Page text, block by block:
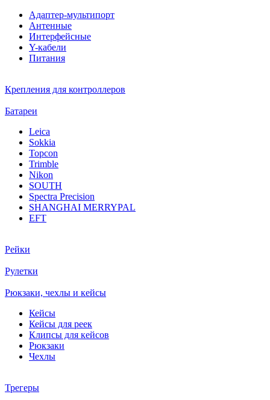
Адаптер-мультипорт
Антенные
Интерфейсные
Y-кабели
Питания
Крепления для контроллеров
Батареи
Leica
Sokkia
Topcon
Trimble
Nikon
SOUTH
Spectra Precision
SHANGHAI MERRYPAL
EFT
Рейки
Рулетки
Рюкзаки, чехлы и кейсы
Кейсы
Кейсы для реек
Клипсы для кейсов
Рюкзаки
Чехлы
Трегеры